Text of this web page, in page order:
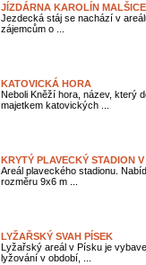
JÍZDÁRNA KAROLÍN MALŠICE
Jezdecká stáj se nachází v
zájemcům o ...
KATOVICKÁ HORA
Neboli Kněží hora, název, který
majetkem katovických ...
KRYTÝ PLAVECKÝ STADION
Areál plaveckého stadionu.
rozměru 9x6 m ...
LYŽAŘSKÝ SVAH PÍSEK
Lyžařský areál v Písku je
lyžování v období, ...